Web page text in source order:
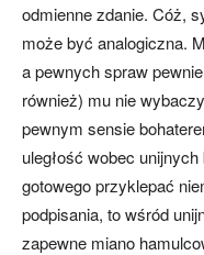
odmienne zdanie. Cóż,
może być analogiczna.
a pewnych spraw
również) mu nie
pewnym sensie
uległość wobec
gotowego przyklepać
podpisania, to wśród
zapewne miano